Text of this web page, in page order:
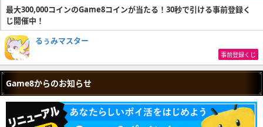
最大300,000コインのGame8コインが当たる！30秒で引ける事前登録く
じ開催中！
るぅみマスター
事前登録くじ
Game8からのお知らせ